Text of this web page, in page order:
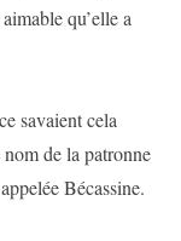
qu’elle a
savaient cela
de la patronne
Bécassine.